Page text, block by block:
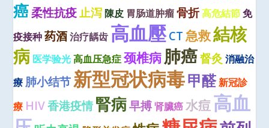
癌柔性抗疫止泻 陳皮 胃肠道肿瘤 骨折高危結節 免
疫接种 药酒 治疗龋齿 高血壓CT 急救結核
病 医学验光 高血压急症 颈椎病肺癌督灸 消融治
療 肺小结节新型冠状病毒甲醛新冠診
療 HIV香港疫情腎病早搏肾臟癌 水痘 高血